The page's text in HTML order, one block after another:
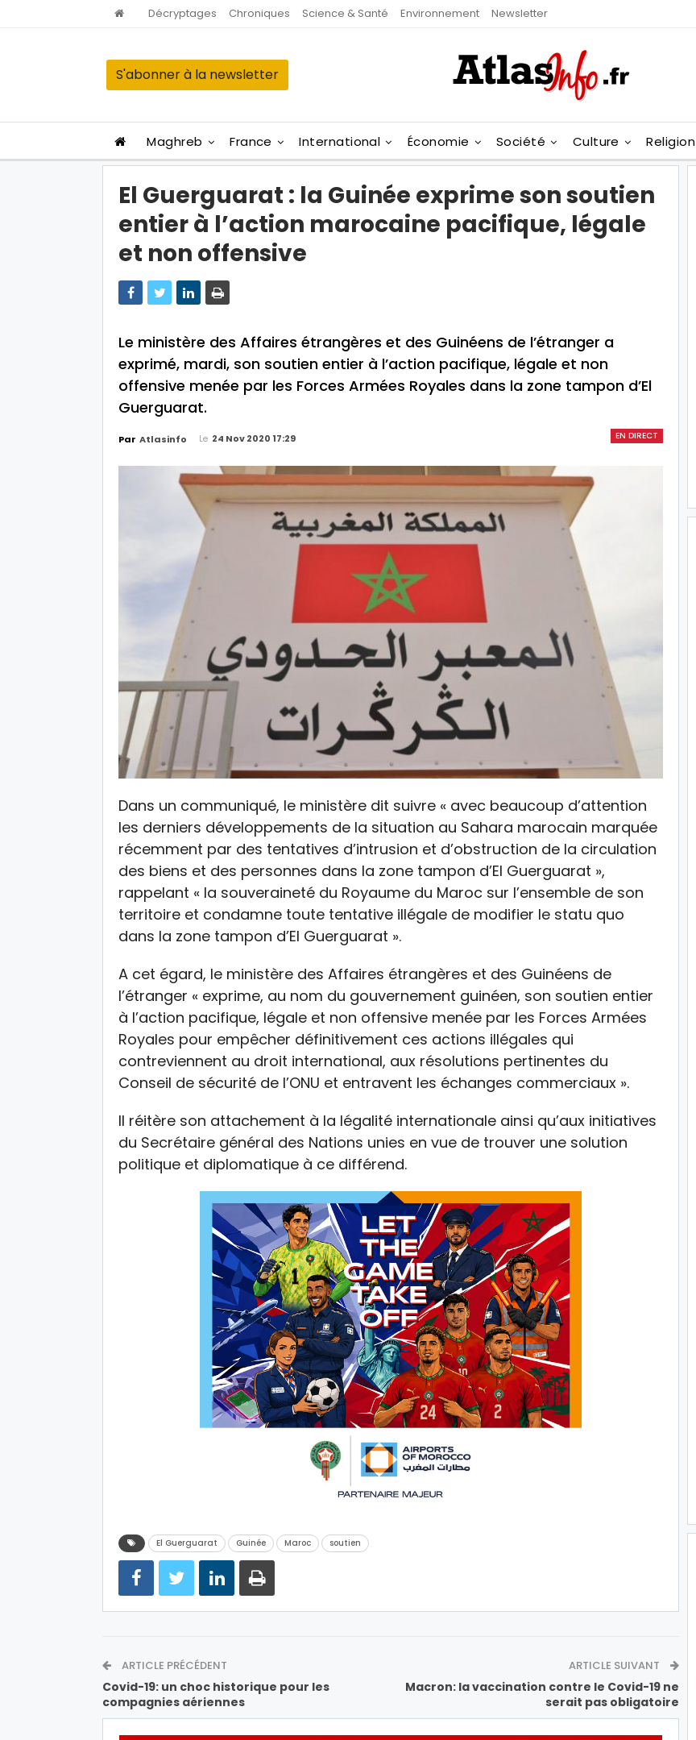
Décryptages Chroniques Science & Santé Environnement Newsletter
S'abonner à la newsletter
Maghreb France International Économie Société Culture Religion
El Guerguarat : la Guinée exprime son soutien
entier à l’action marocaine pacifique, légale
et non offensive
Le ministère des Affaires étrangères et des Guinéens de l’étranger a
exprimé, mardi, son soutien entier à l’action pacifique, légale et non
offensive menée par les Forces Armées Royales dans la zone tampon d’El
Guerguarat.
EN DIRECT
Par Atlasinfo Le 24 Nov 2020 17:29
Dans un communiqué, le ministère dit suivre « avec beaucoup d’attention
les derniers développements de la situation au Sahara marocain marquée
récemment par des tentatives d’intrusion et d’obstruction de la circulation
des biens et des personnes dans la zone tampon d’El Guerguarat »,
rappelant « la souveraineté du Royaume du Maroc sur l’ensemble de son
territoire et condamne toute tentative illégale de modifier le statu quo
dans la zone tampon d’El Guerguarat ».
A cet égard, le ministère des Affaires étrangères et des Guinéens de
l’étranger « exprime, au nom du gouvernement guinéen, son soutien entier
à l’action pacifique, légale et non offensive menée par les Forces Armées
Royales pour empêcher définitivement ces actions illégales qui
contreviennent au droit international, aux résolutions pertinentes du
Conseil de sécurité de l’ONU et entravent les échanges commerciaux ».
Il réitère son attachement à la légalité internationale ainsi qu’aux initiatives
du Secrétaire général des Nations unies en vue de trouver une solution
politique et diplomatique à ce différend.
El Guerguarat Guinée Maroc soutien
ARTICLE PRÉCÉDENT
Covid-19: un choc historique pour les
compagnies aériennes
ARTICLE SUIVANT
Macron: la vaccination contre le Covid-19 ne
serait pas obligatoire